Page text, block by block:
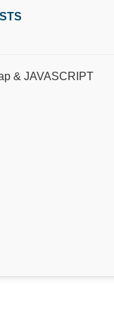
& JAVASCRIPT